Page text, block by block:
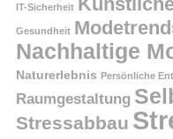
IT-Sicherheit
Gesundheit
Nachhaltige
Naturerlebnis Persönliche
Raumgestaltung
Stressabbau